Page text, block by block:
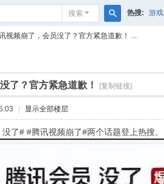
搜索
搜
热搜: 游戏
视频崩了，会员没了？官方紧急道歉！ ...
了？官方紧急道歉！ [复制链接]
显示全部楼层
了# #腾讯视频崩了#两个话题登上热搜。